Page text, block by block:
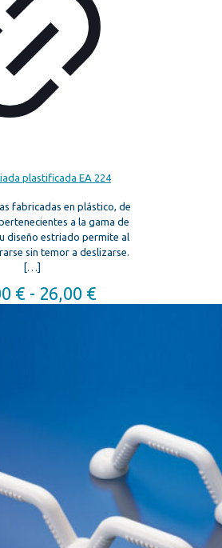
plastificada EA 224
fabricadas en plástico, de
a la gama de
diseño estriado permite al
sin temor a deslizarse.
[…]
€ - 26,00 €
de